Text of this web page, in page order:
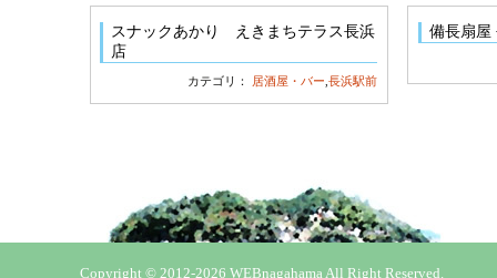
スナックあかり えきまちテラス長浜
店
カテゴリ： 居酒屋・バー ,長浜駅前
備長扇屋
Copyright © 2012-2026 WEBnagahama All Right Reserved.